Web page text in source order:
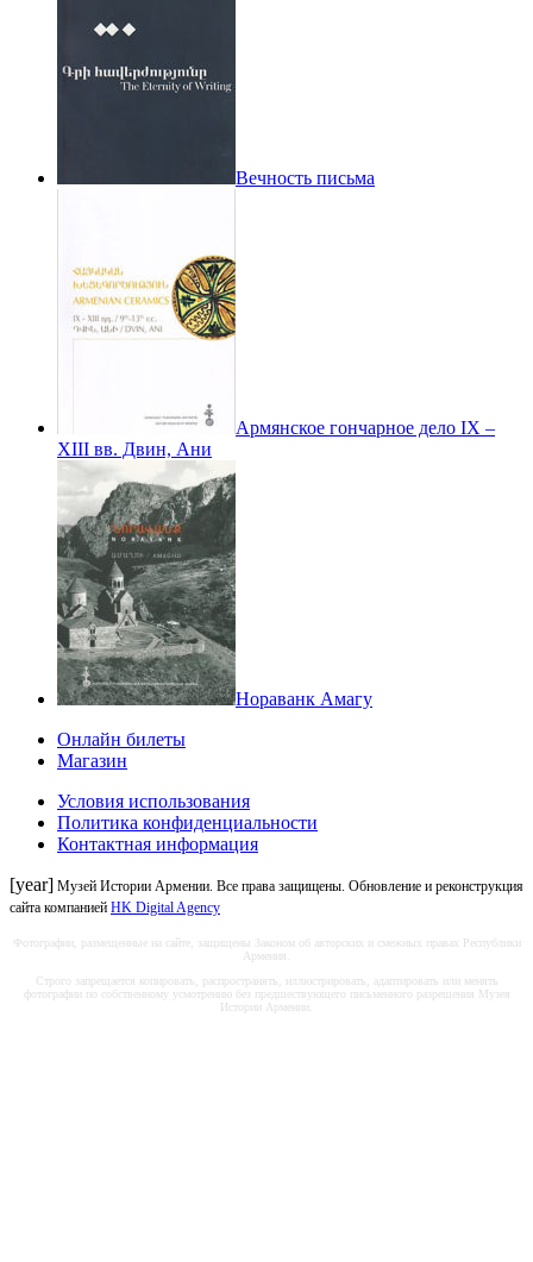
Вечность письма
Армянское гончарное дело IX –
XIII вв. Двин, Ани
Нораванк Амагу
Онлайн билеты
Магазин
Условия использования
Политика конфиденциальности
Контактная информация
[year] Музей Истории Армении. Все права защищены. Обновление и реконструкция
сайта компанией HK Digital Agency
Фотографии, размещенные на сайте, защищены Законом об авторских и смежных правах Республики
Армения.
Строго запрещается копировать, распространять, иллюстрировать, адаптировать или менять
фотографии по собственному усмотрению без предшествующего письменного разрешения Музея
Истории Армении.